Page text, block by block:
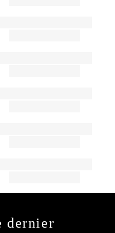
dernier